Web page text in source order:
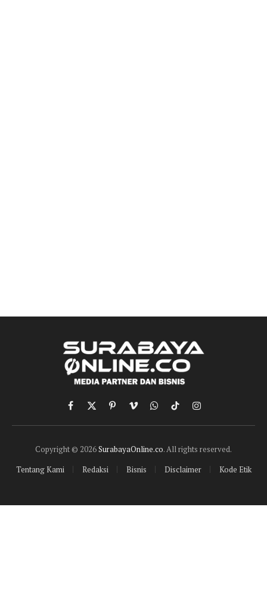
Facebook
X
(Twitter)
PinterestVimeoWhatsApp
TikTokInstagram
Copyright © 2026SurabayaOnline.co. All rights reserved.
Tentang Kami
Redaksi Bisnis Disclaimer Kode Etik